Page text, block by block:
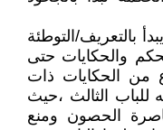
بالتعريف/التوطئة
والحكايات حتى
من الحكايات ذات
للباب الثالث ،حيث
الحصون ومنع